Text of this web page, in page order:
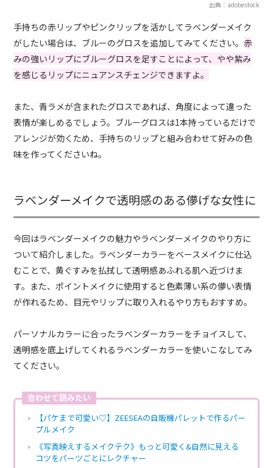
出典：adobestock
手持ちの赤リップやピンクリップを活かしてラベンダーメイク
がしたい場合は、ブルーのグロスを追加してみてください。赤
みの強いリップにブルーグロスを足すことによって、やや紫み
を感じるリップにニュアンスチェンジできますよ。
また、青ラメが含まれたグロスであれば、角度によって違った
表情が楽しめるでしょう。ブルーグロスは1本持っているだけで
アレンジが効くため、手持ちのリップと組み合わせて好みの色
味を作ってくださいね。
ラベンダーメイクで透明感のある儚げな女性に
今回はラベンダーメイクの魅力やラベンダーメイクのやり方に
ついて紹介しました。ラベンダーカラーをベースメイクに仕込
むことで、黄ぐすみを払拭して透明感あふれる肌へ近づけま
す。また、ポイントメイクに使用すると色素薄い系の儚い表情
が作れるため、目元やリップに取り入れるやり方もおすすめ。
パーソナルカラーに合ったラベンダーカラーをチョイスして、
透明感を底上げしてくれるラベンダーカラーを使いこなしてみ
てください。
合わせて読みたい
【パケまで可愛い♡】ZEESEAの自販機パレットで作るパー
プルメイク
《写真映えするメイクテク》もっと可愛く&自然に見える
コツをパーツごとにレクチャー